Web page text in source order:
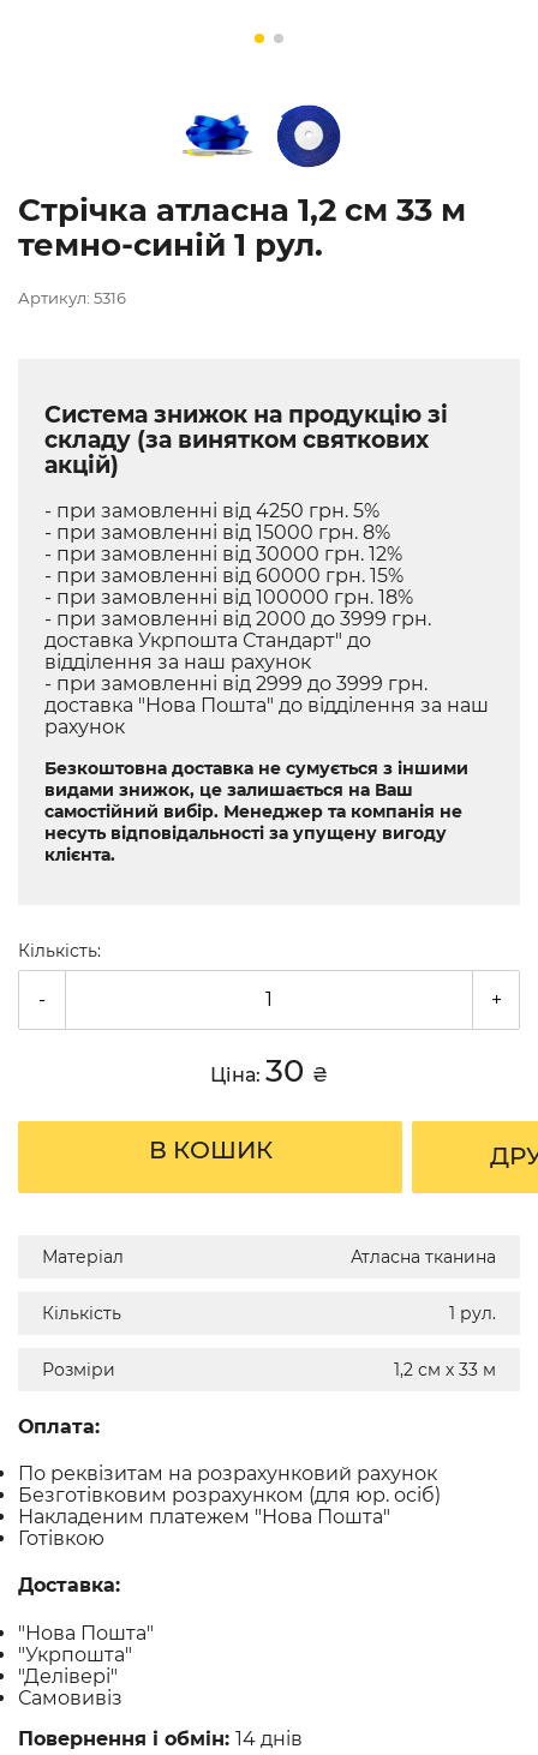
Стрічка атласна 1,2 см 33 м
темно-синій 1 рул.
Артикул: 5316
Система знижок на продукцію зі
складу (за винятком святкових
акцій)
- при замовленні від 4250 грн. 5%
- при замовленні від 15000 грн. 8%
- при замовленні від 30000 грн. 12%
- при замовленні від 60000 грн. 15%
- при замовленні від 100000 грн. 18%
- при замовленні від 2000 до 3999 грн.
доставка Укрпошта Стандарт" до
відділення за наш рахунок
- при замовленні від 2999 до 3999 грн.
доставка "Нова Пошта" до відділення за наш
рахунок
Безкоштовна доставка не сумується з іншими
видами знижок, це залишається на Ваш
самостійний вибір. Менеджер та компанія не
несуть відповідальності за упущену вигоду
клієнта.
Кількість:
- +
Ціна: 30 ₴
В КОШИК
Матеріал Атласна тканина
Кількість 1 рул.
Розміри 1,2 см х 33 м
Оплата:
По реквізитам на розрахунковий рахунок
Безготівковим розрахунком (для юр. осіб)
Накладеним платежем "Нова Пошта"
Готівкою
Доставка:
"Нова Пошта"
"Укрпошта"
"Делівері"
Самовивіз
Повернення і обмін: 14 днів